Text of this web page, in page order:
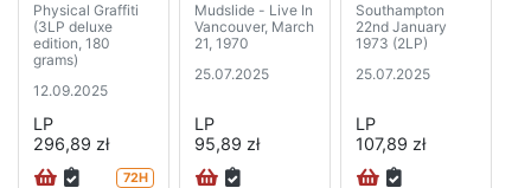
Physical Graffiti
(3LP deluxe
edition, 180
grams)
12.09.2025
LP
296,89 zł
72H
Mudslide - Live In
Vancouver, March
21, 1970
25.07.2025
LP
95,89 zł
Southampton
22nd January
1973 (2LP)
25.07.2025
LP
107,89 zł